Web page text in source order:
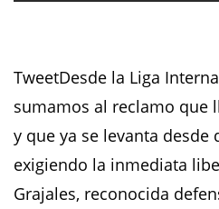
TweetDesde la Liga
sumamos al reclamo que
y que ya se levanta desde
exigiendo la inmediata
Grajales, reconocida